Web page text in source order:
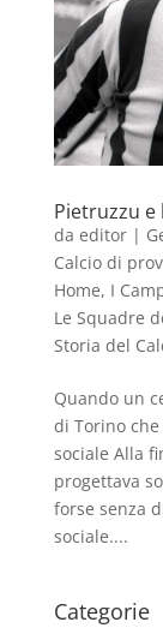
Pietruzzu e
da editor|
Calcio di
Home, I
Le Squadre
Storia del
Quando un
di Torino
sociale Alla
progettava
forse senza
sociale....
Categorie